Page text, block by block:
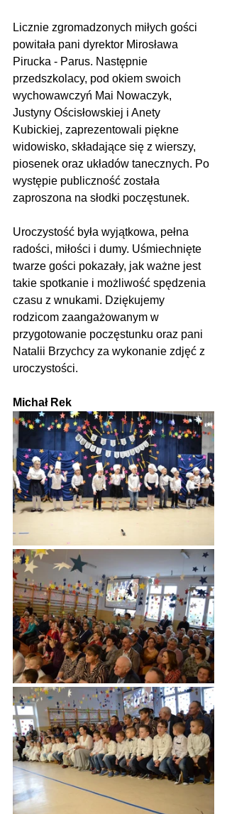
Licznie zgromadzonych miłych gości
powitała pani dyrektor Mirosława
Pirucka - Parus. Następnie
przedszkolacy, pod okiem swoich
wychowawczyń Mai Nowaczyk,
Justyny Ościsłowskiej i Anety
Kubickiej, zaprezentowali piękne
widowisko, składające się z wierszy,
piosenek oraz układów tanecznych. Po
występie publiczność została
zaproszona na słodki poczęstunek.
Uroczystość była wyjątkowa, pełna
radości, miłości i dumy. Uśmiechnięte
twarze gości pokazały, jak ważne jest
takie spotkanie i możliwość spędzenia
czasu z wnukami. Dziękujemy
rodzicom zaangażowanym w
przygotowanie poczęstunku oraz pani
Natalii Brzychcy za wykonanie zdjęć z
uroczystości.
Michał Rek